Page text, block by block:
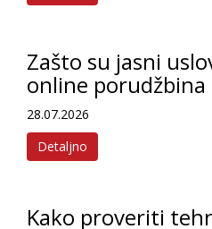
Zašto su jasni
online porudžbina
28.07.2026
Detaljno
Kako proveriti